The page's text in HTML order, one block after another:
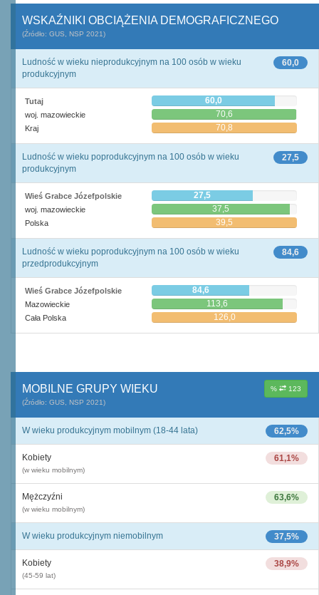
WSKAŹNIKI OBCIĄŻENIA DEMOGRAFICZNEGO
(Źródło: GUS, NSP 2021)
60,0
Ludność w wieku nieprodukcyjnym na 100 osób w wieku
produkcyjnym
Tutaj 60,0
woj. mazowieckie 70,6
Kraj 70,8
27,5
Ludność w wieku poprodukcyjnym na 100 osób w wieku
produkcyjnym
Wieś Grabce Józefpolskie 27,5
woj. mazowieckie 37,5
Polska 39,5
84,6
Ludność w wieku poprodukcyjnym na 100 osób w wieku
przedprodukcyjnym
Wieś Grabce Józefpolskie 84,6
Mazowieckie 113,6
Cała Polska 126,0
% 123
MOBILNE GRUPY WIEKU
(Źródło: GUS, NSP 2021)
62,5%
W wieku produkcyjnym mobilnym (18-44 lata)
61,1%
Kobiety
(w wieku mobilnym)
63,6%
Mężczyźni
(w wieku mobilnym)
37,5%
W wieku produkcyjnym niemobilnym
38,9%
Kobiety
(45-59 lat)